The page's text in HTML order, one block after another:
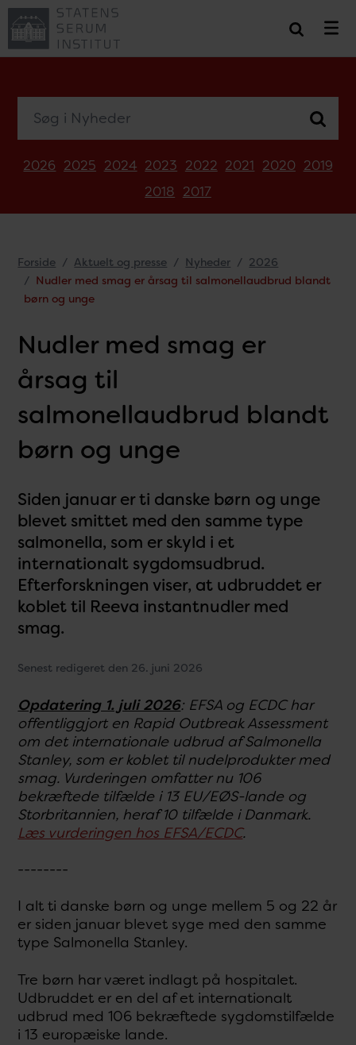
2026 2025 2024 2023 2022 2021 2020 2019
2018 2017
Forside Aktuelt og presse Nyheder
2026
Nudler med smag er årsag til salmonellaudbrud blandt
børn og unge
Nudler med smag er
årsag til
salmonellaudbrud blandt
børn og unge
Siden januar er ti danske børn og unge
blevet smittet med den samme type
salmonella, som er skyld i et
internationalt sygdomsudbrud.
Efterforskningen viser, at udbruddet er
koblet til Reeva instantnudler med
smag.
Senest redigeret den 26. juni 2026
Opdatering 1. juli 2026: EFSA og ECDC har
offentliggjort en Rapid Outbreak Assessment
om det internationale udbrud af Salmonella
Stanley, som er koblet til nudelprodukter med
smag. Vurderingen omfatter nu 106
bekræftede tilfælde i 13 EU/EØS-lande og
Storbritannien, heraf 10 tilfælde i Danmark.
Læs vurderingen hos EFSA/ECDC.
--------
I alt ti danske børn og unge mellem 5 og 22 år
er siden januar blevet syge med den samme
type Salmonella Stanley.
Tre børn har været indlagt på hospitalet.
Udbruddet er en del af et internationalt
udbrud med 106 bekræftede sygdomstilfælde
i 13 europæiske lande.